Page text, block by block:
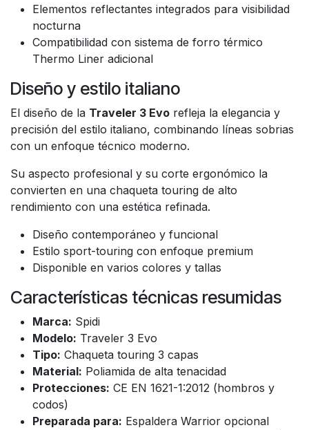
Elementos reflectantes integrados para visibilidad
nocturna
Compatibilidad con sistema de forro térmico
Thermo Liner adicional
Diseño y estilo italiano
El diseño de la Traveler 3 Evo refleja la elegancia y
precisión del estilo italiano, combinando líneas sobrias
con un enfoque técnico moderno.
Su aspecto profesional y su corte ergonómico la
convierten en una chaqueta touring de alto
rendimiento con una estética refinada.
Diseño contemporáneo y funcional
Estilo sport-touring con enfoque premium
Disponible en varios colores y tallas
Características técnicas resumidas
Marca: Spidi
Modelo: Traveler 3 Evo
Tipo: Chaqueta touring 3 capas
Material: Poliamida de alta tenacidad
Protecciones: CE EN 1621-1:2012 (hombros y
codos)
Preparada para: Espaldera Warrior opcional